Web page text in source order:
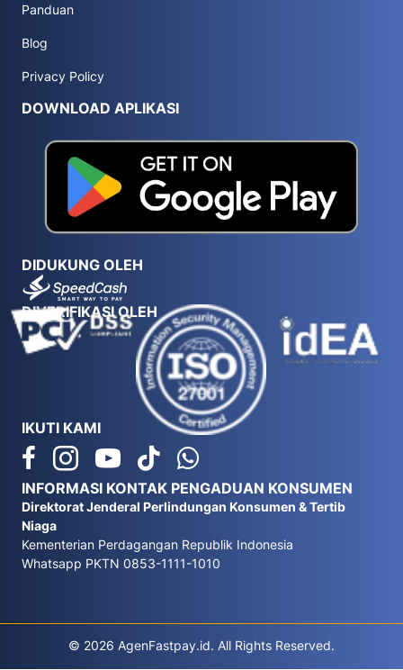
Panduan
Blog
Privacy Policy
DOWNLOAD APLIKASI
DIDUKUNG OLEH
DIVERIFIKASI OLEH
IKUTI KAMI
INFORMASI KONTAK PENGADUAN KONSUMEN
Direktorat Jenderal Perlindungan Konsumen & Tertib
Niaga
Kementerian Perdagangan Republik Indonesia
Whatsapp PKTN 0853-1111-1010
© 2026 AgenFastpay.id. All Rights Reserved.